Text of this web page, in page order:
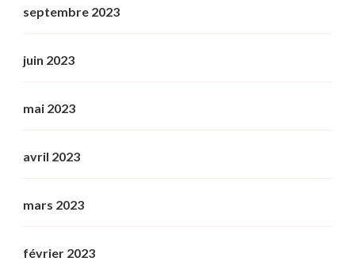
septembre 2023
juin 2023
mai 2023
avril 2023
mars 2023
février 2023